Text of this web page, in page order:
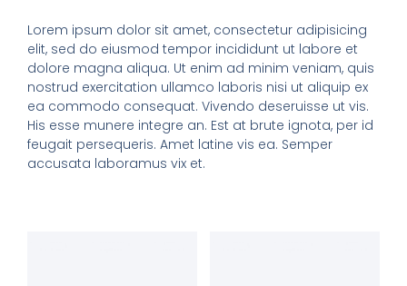
Lorem ipsum dolor sit amet, consectetur adipisicing
elit, sed do eiusmod tempor incididunt ut labore et
dolore magna aliqua. Ut enim ad minim veniam, quis
nostrud exercitation ullamco laboris nisi ut aliquip ex
ea commodo consequat. Vivendo deseruisse ut vis.
His esse munere integre an. Est at brute ignota, per id
feugait persequeris. Amet latine vis ea. Semper
accusata laboramus vix et.